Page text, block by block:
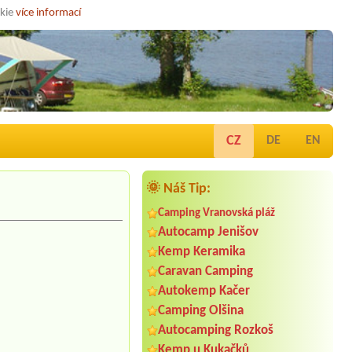
více informací
CZ DE EN
🌞 Náš Tip:
Camping Vranovská pláž
Autocamp Jenišov
Kemp Keramika
Caravan Camping
Autokemp Kačer
Camping Olšina
Autocamping Rozkoš